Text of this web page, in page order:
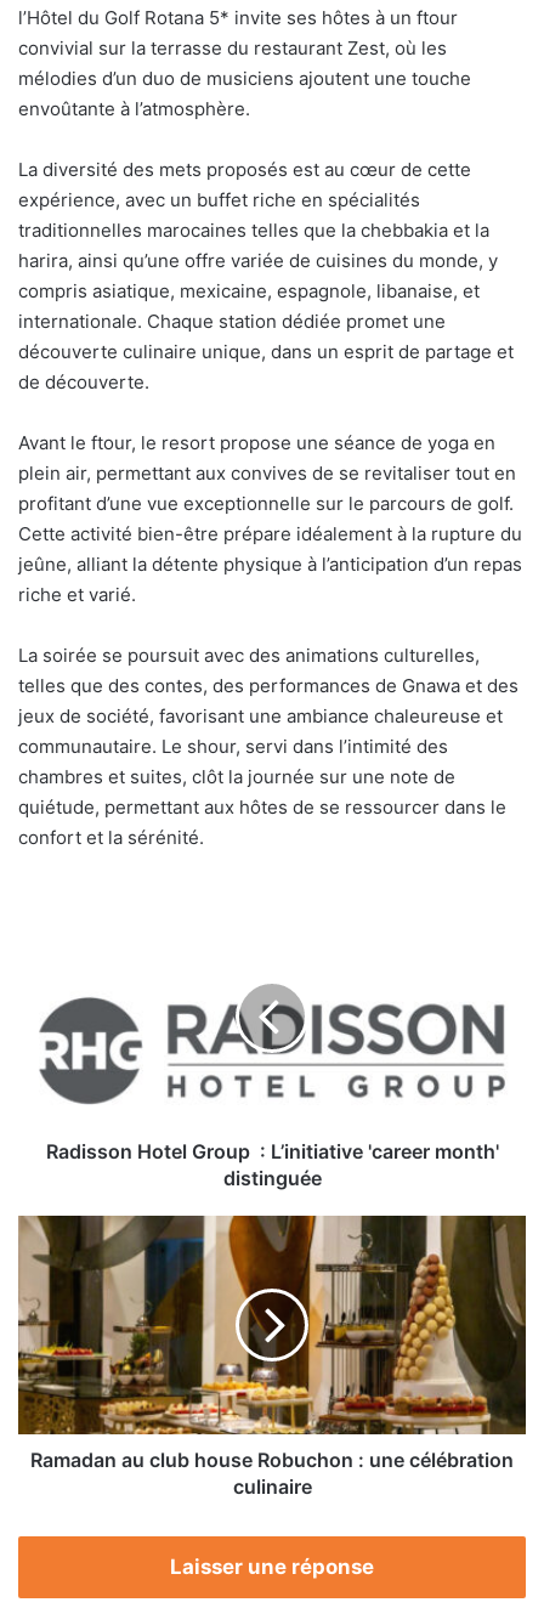
l’Hôtel du Golf Rotana 5* invite ses hôtes à un ftour
convivial sur la terrasse du restaurant Zest, où les
mélodies d’un duo de musiciens ajoutent une touche
envoûtante à l’atmosphère.
La diversité des mets proposés est au cœur de cette
expérience, avec un buffet riche en spécialités
traditionnelles marocaines telles que la chebbakia et la
harira, ainsi qu’une offre variée de cuisines du monde, y
compris asiatique, mexicaine, espagnole, libanaise, et
internationale. Chaque station dédiée promet une
découverte culinaire unique, dans un esprit de partage et
de découverte.
Avant le ftour, le resort propose une séance de yoga en
plein air, permettant aux convives de se revitaliser tout en
profitant d’une vue exceptionnelle sur le parcours de golf.
Cette activité bien-être prépare idéalement à la rupture du
jeûne, alliant la détente physique à l’anticipation d’un repas
riche et varié.
La soirée se poursuit avec des animations culturelles,
telles que des contes, des performances de Gnawa et des
jeux de société, favorisant une ambiance chaleureuse et
communautaire. Le shour, servi dans l’intimité des
chambres et suites, clôt la journée sur une note de
quiétude, permettant aux hôtes de se ressourcer dans le
confort et la sérénité.
L’initiative
'career
month'
distinguée
Radisson Hotel Group : L’initiative 'career month'
distinguée
Ramadan
au
house
Robuchon
:
une
célébration
culinaire
Ramadan au club house Robuchon : une célébration
culinaire
Laisser une réponse